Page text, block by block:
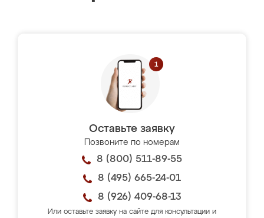
Оставьте заявку
Позвоните по номерам
8 (800) 511-89-55
8 (495) 665-24-01
8 (926) 409-68-13
Или оставьте заявку на сайте для консультации и